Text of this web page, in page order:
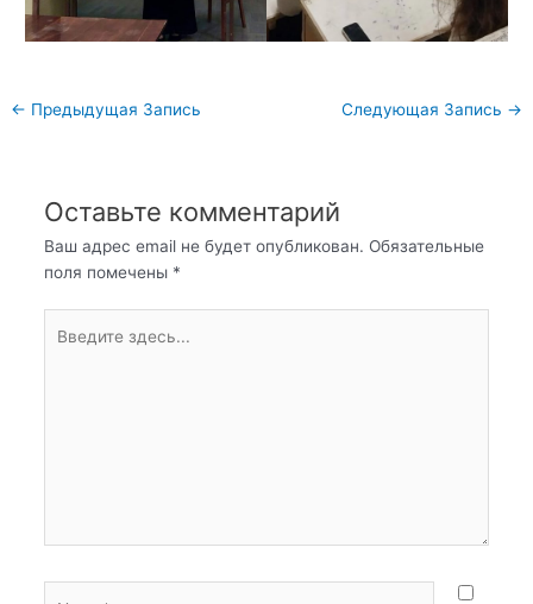
Навигация
← Предыдущая Запись Следующая Запись →
Оставьте комментарий
Ваш адрес email не будет опубликован. Обязательные
поля помечены *
здесь...